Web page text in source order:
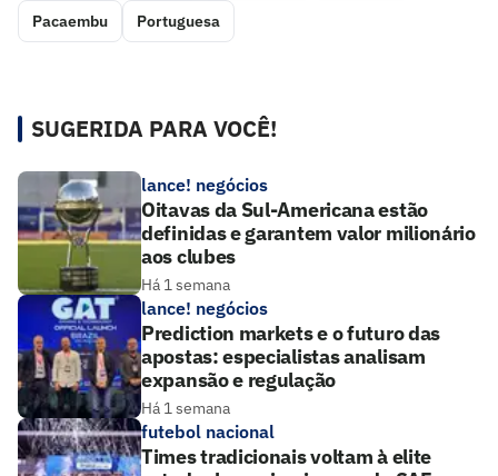
Pacaembu Portuguesa
SUGERIDA PARA VOCÊ!
lance! negócios
Oitavas da Sul-Americana estão
definidas e garantem valor milionário
aos clubes
Há 1 semana
lance! negócios
Prediction markets e o futuro das
apostas: especialistas analisam
expansão e regulação
Há 1 semana
futebol nacional
Times tradicionais voltam à elite